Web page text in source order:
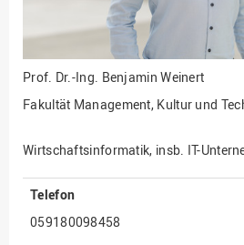
Forschung, Kooperation,
Drittmittel
Gebäude und Technik
Engagement
Gleichstellungsbüro
Prof. Dr.-Ing. Benjamin Weinert
Fakultät Management, Kultur und
Wirtschaftsinformatik, insb. IT-
Telefon
059180098458